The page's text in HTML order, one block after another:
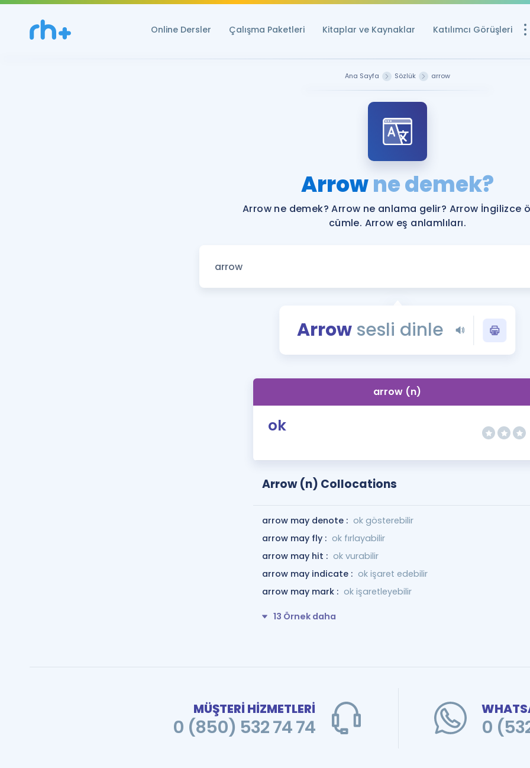
Online Dersler Çalışma Paketleri Kitaplar ve Kaynaklar Katılımcı Görüşleri
YDS ve YÖKDİL
Rehberlik Aracı
YDS ve YÖKDİL'e
Tüm ÖSYM
YDS - YÖKDİL
İngilizce Gramer
Ana Sayfa Sözlük arrow
Arrowne demek?
Arrow ne demek? Arrow ne anlama gelir? Arrow İngilizce
cümle. Arrow eş anlamlıları.
Arrow sesli dinle
arrow (n)
ok
Arrow (n) Collocations
arrow may denote : ok gösterebilir
arrow may fly : ok fırlayabilir
arrow may hit : ok vurabilir
arrow may indicate : ok işaret edebilir
arrow may mark : ok işaretleyebilir
13 Örnek daha
MÜŞTERİ HİZMETLERİ
0 (850) 532 74 74 0